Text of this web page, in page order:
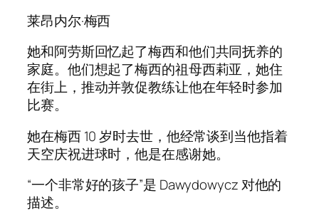
莱昂内尔·梅西
她和阿劳斯回忆起了梅西和他们共同抚养的
家庭。他们想起了梅西的祖母西莉亚，她住
在街上，推动并敦促教练让他在年轻时参加
比赛。
她在梅西 10 岁时去世，他经常谈到当他指着
天空庆祝进球时，他是在感谢她。
“一个非常好的孩子”是 Dawydowycz 对他的
描述。